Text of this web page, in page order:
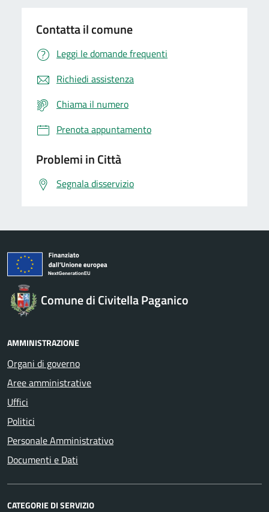
Contatta il comune
Leggi le domande frequenti
Richiedi assistenza
Chiama il numero
Prenota appuntamento
Problemi in Città
Segnala disservizio
Comune di Civitella Paganico
AMMINISTRAZIONE
Organi di governo
Aree amministrative
Uffici
Politici
Personale Amministrativo
Documenti e Dati
CATEGORIE DI SERVIZIO